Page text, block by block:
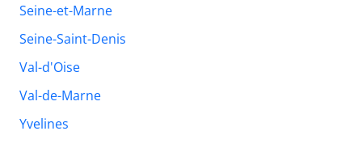
Seine-et-Marne
Seine-Saint-Denis
Val-d'Oise
Val-de-Marne
Yvelines